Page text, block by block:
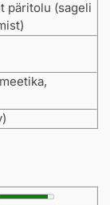
päritolu (sageli